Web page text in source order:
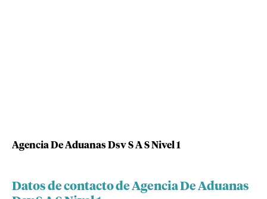
Agencia De Aduanas Dsv S A S Nivel 1
Datos de contacto de Agencia De Aduanas